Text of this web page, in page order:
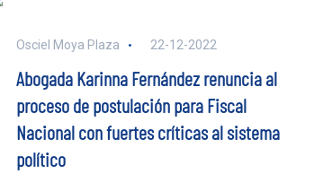
Osciel Moya Plaza 22-12-2022
Abogada Karinna Fernández renuncia al
proceso de postulación para Fiscal
Nacional con fuertes críticas al sistema
político